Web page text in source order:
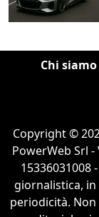
Chi siamo
Copyright ©
PowerWeb Srl -
giornalistica,
periodicità.